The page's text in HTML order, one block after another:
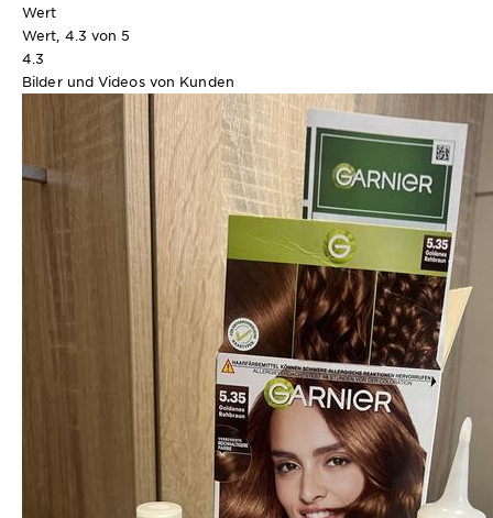
Wert
Wert, 4.3 von 5
4.3
Bilder und Videos von Kunden